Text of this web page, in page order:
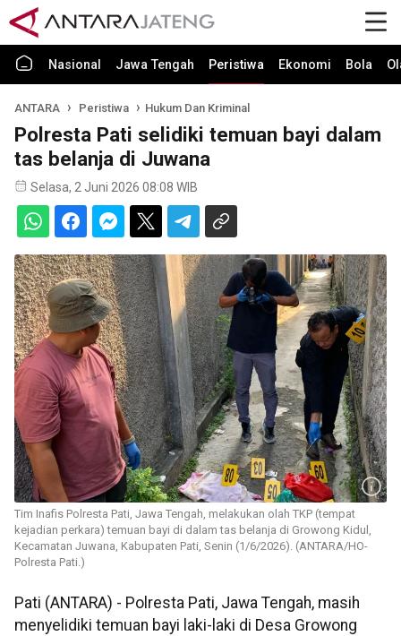
Nasional Jawa Tengah Peristiwa Ekonomi Bola
ANTARA Peristiwa Hukum Dan Kriminal
Polresta Pati selidiki temuan bayi dalam
tas belanja di Juwana
Selasa, 2 Juni 2026 08:08 WIB
Tim Inafis Polresta Pati, Jawa Tengah, melakukan olah TKP (tempat
kejadian perkara) temuan bayi di dalam tas belanja di Growong Kidul,
Kecamatan Juwana, Kabupaten Pati, Senin (1/6/2026). (ANTARA/HO-
Polresta Pati.)
Pati (ANTARA) - Polresta Pati, Jawa Tengah, masih
menyelidiki temuan bayi laki-laki di Desa Growong